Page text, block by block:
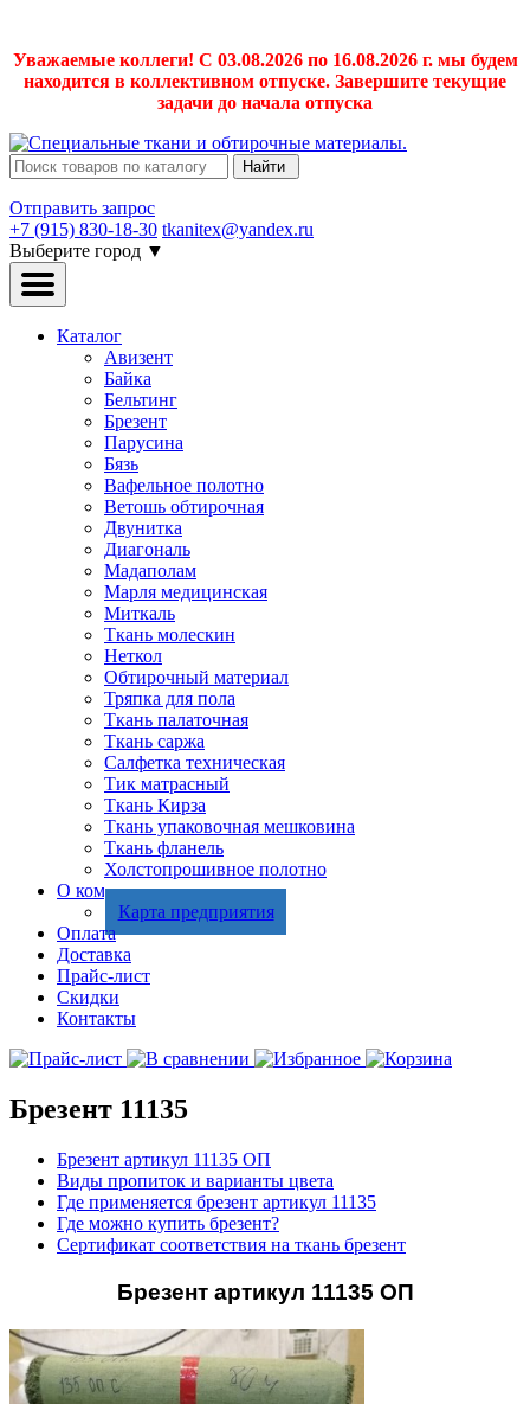
Уважаемые коллеги! С 03.08.2026 по 16.08.2026 г. мы будем
находится в коллективном отпуске. Завершите текущие
задачи до начала отпуска
Найти
Отправить запрос
+7 (915) 830-18-30 tkanitex@yandex.ru
Выберите город ▼
Каталог
Авизент
Байка
Бельтинг
Брезент
Парусина
Бязь
Вафельное полотно
Ветошь обтирочная
Двунитка
Диагональ
Мадаполам
Марля медицинская
Миткаль
Ткань молескин
Неткол
Обтирочный материал
Тряпка для пола
Ткань палаточная
Ткань саржа
Салфетка техническая
Тик матрасный
Ткань Кирза
Ткань упаковочная мешковина
Ткань фланель
Холстопрошивное полотно
О компании
Карта предприятия
Оплата
Доставка
Прайс-лист
Скидки
Контакты
Брезент 11135
Брезент артикул 11135 ОП
Виды пропиток и варианты цвета
Где применяется брезент артикул 11135
Где можно купить брезент?
Сертификат соответствия на ткань брезент
Брезент артикул 11135 ОП